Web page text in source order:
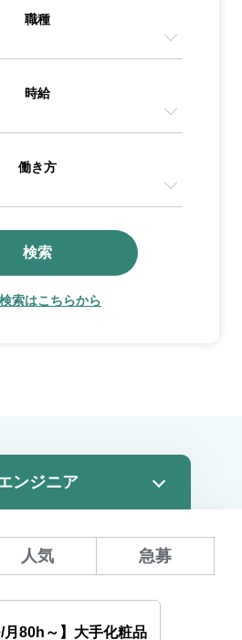
職種
時給
働き方
検索
索はこちらから
人気 急募
/月80h～】大手化粧品